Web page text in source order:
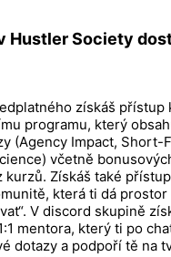
Hustler Society
získáš přístup
programu, který
(Agency Impact, Short-
včetně
kurzů. Získáš také
která ti dá prostor
V discord skupině
mentora, který ti po
dotazy a podpoří tě na